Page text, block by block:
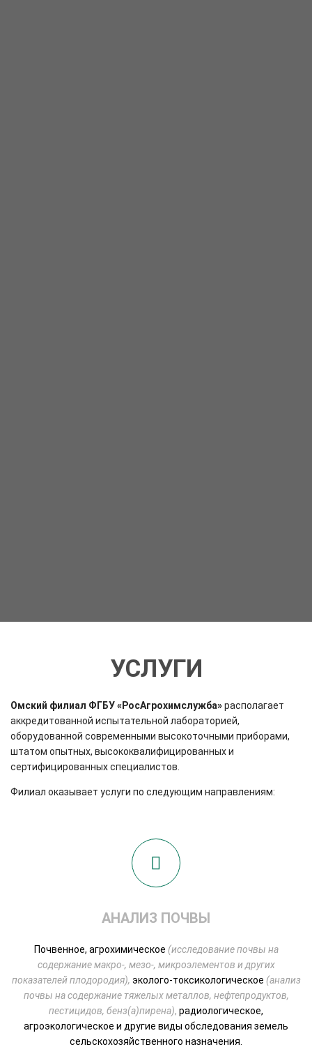
УСЛУГИ
Омский филиал ФГБУ «РосАгрохимслужба»располагает
аккредитованной испытательной лабораторией,
оборудованной современными высокоточными приборами,
штатом опытных, высококвалифицированных и
сертифицированных специалистов.
Филиал оказывает услуги по следующим направлениям:
АНАЛИЗ ПОЧВЫ
Почвенное, агрохимическое (исследование почвы на
содержание макро-, мезо-, микроэлементов и других
показателей плодородия), эколого-токсикологическое (анализ
почвы на содержание тяжелых металлов, нефтепродуктов,
пестицидов, бенз(а)пирена), радиологическое,
агроэкологическое и другие виды обследования земель
сельскохозяйственного назначения.